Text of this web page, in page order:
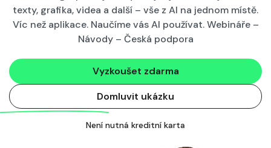
texty, grafika, videa a další – vše z AI na jednom místě.
Víc než aplikace. Naučíme vás AI používat. Webináře –
Návody – Česká podpora
Vyzkoušet zdarma
Domluvit ukázku
Není nutná kreditní karta